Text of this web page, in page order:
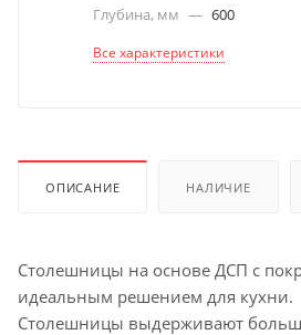
Глубина, мм — 600
Все характеристики
ОПИСАНИЕ НАЛИЧИЕ
Столешницы на основе ДСП с
идеальным решением для кухни.
Столешницы выдерживают